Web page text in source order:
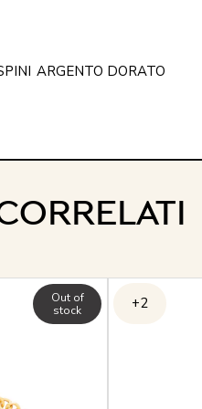
ARGENTO DORATO
Out of
stock
+2